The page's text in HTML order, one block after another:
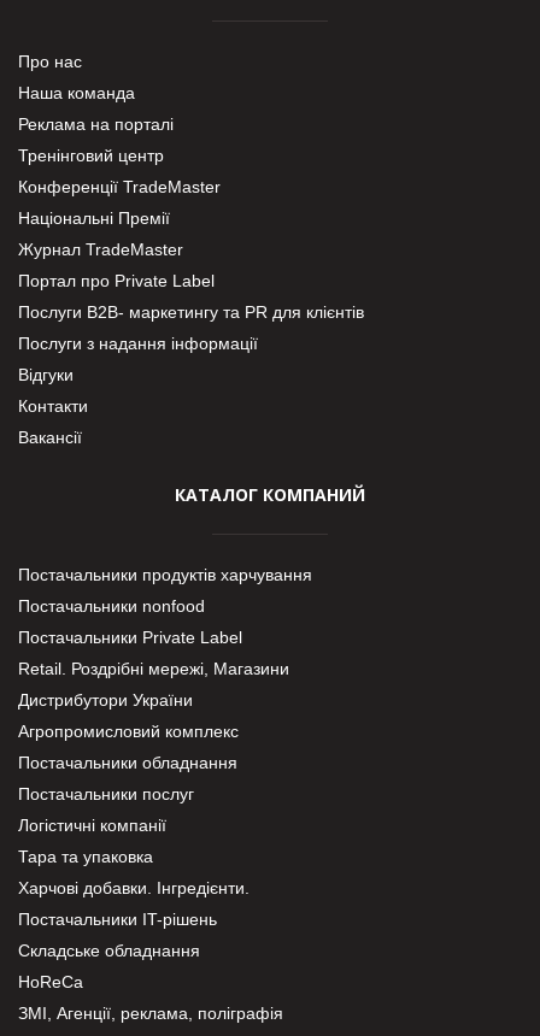
Про нас
Наша команда
Реклама на порталі
Тренінговий центр
Конференції TradeMaster
Національні Премії
Журнал TradeMaster
Портал про Private Label
Послуги В2В- маркетингу та PR для клієнтів
Послуги з надання інформації
Відгуки
Контакти
Вакансії
КАТАЛОГ КОМПАНИЙ
Постачальники продуктів харчування
Постачальники nonfood
Постачальники Private Label
Retail. Роздрібні мережі, Магазини
Дистрибутори України
Агропромисловий комплекс
Постачальники обладнання
Постачальники послуг
Логістичні компанії
Тара та упаковка
Харчові добавки. Інгредієнти.
Постачальники IT-рішень
Складське обладнання
HoReCa
ЗМІ, Агенції, реклама, поліграфія